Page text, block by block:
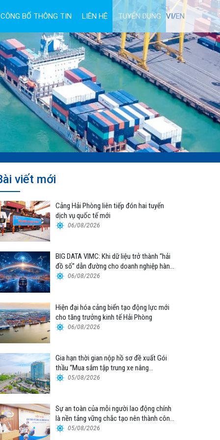
CÔNG BỐ THÔNG TIN LIÊN HỆ TUYỂN DỤNG VI/EN
viết mới
Cảng Hải Phòng liên tiếp đón hai tuyến
dịch vụ quốc tế mới
06/08/2026
BIG DATA VIMC: Khi dữ liệu trở thành “hải
đồ số” dẫn đường cho doanh nghiệp hàng
hải 06/08/2026
Hiện đại hóa cảng biển tạo động lực mới
cho tăng trưởng kinh tế Hải Phòng
06/08/2026
Gia hạn thời gian nộp hồ sơ đề xuất Gói
thầu “Mua sắm tập trung xe nâng
container thuộc Tổng công ty Hàng hải
05/08/2026
Sự an toàn của mỗi người lao động chính
là nền tảng vững chắc tạo nên thành công
của Cảng Đà Nẵng
05/08/2026